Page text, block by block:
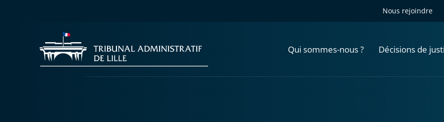
Nous rejoindre
Qui sommes-nous ? Décisions de